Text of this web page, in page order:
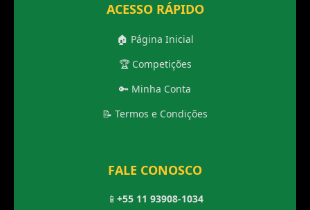
ACESSO RÁPIDO
🏠 Página Inicial
🏆 Competições
🔑 Minha Conta
📝 Termos e Condições
FALE CONOSCO
📱 +55 11 93908-1034